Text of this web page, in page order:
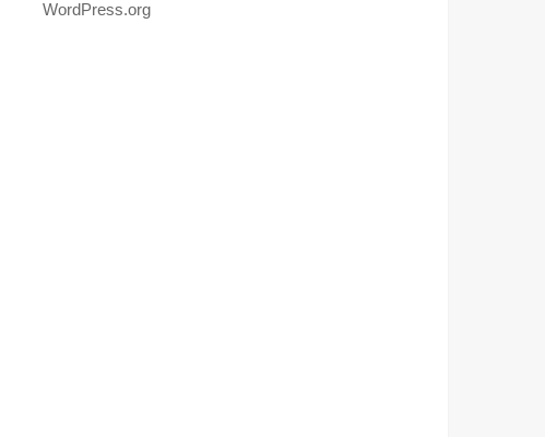
WordPress.org